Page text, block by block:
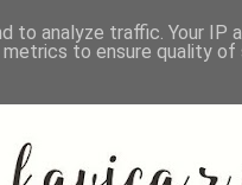
to analyze traffic. Your IP
to ensure quality of